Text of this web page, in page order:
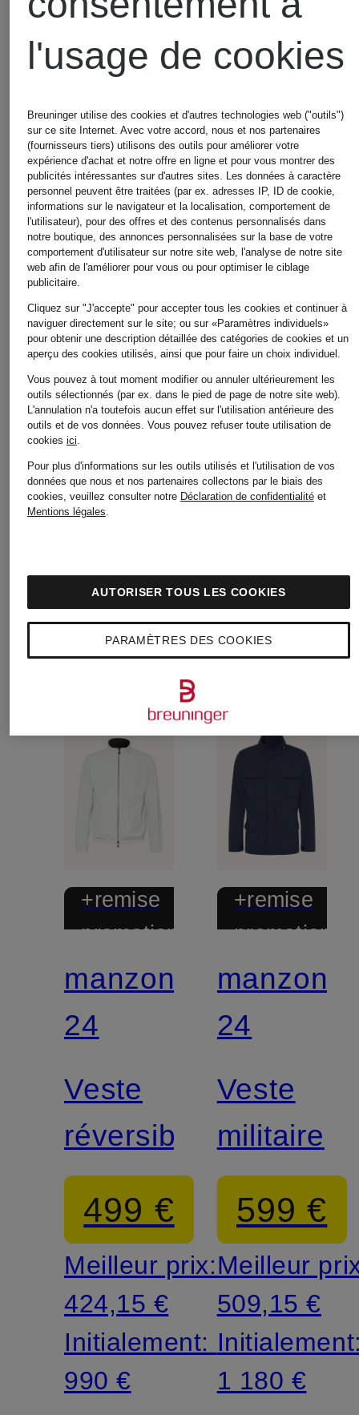
promotionnelle
manzoni
24
Survêtement
en cuir
699 €
Meilleur prix:
594,15 €
930 €
manzoni
24
en cuir
699 €
Meilleur
594,15 €
1 240 €
+remise
promotionnelle
manzoni
24
Veste
réversible
499 €
Meilleur prix:
424,15 €
Initialement:
990 €
+remise
manzoni
24
Veste
militaire
599 €
Meilleur
509,15 €
1 180 €
l'usage de cookies
Breuninger utilise des cookies et d'autres technologies web ("outils")
sur ce site Internet. Avec votre accord, nous et nos partenaires
(fournisseurs tiers) utilisons des outils pour améliorer votre
expérience d'achat et notre offre en ligne et pour vous montrer des
publicités intéressantes sur d'autres sites. Les données à caractère
personnel peuvent être traitées (par ex. adresses IP, ID de cookie,
informations sur le navigateur et la localisation, comportement de
l'utilisateur), pour des offres et des contenus personnalisés dans
notre boutique, des annonces personnalisées sur la base de votre
comportement d'utilisateur sur notre site web, l'analyse de notre site
web afin de l'améliorer pour vous ou pour optimiser le ciblage
publicitaire.
Cliquez sur "J'accepte" pour accepter tous les cookies et continuer à
naviguer directement sur le site; ou sur «Paramètres individuels»
pour obtenir une description détaillée des catégories de cookies et un
aperçu des cookies utilisés, ainsi que pour faire un choix individuel.
Vous pouvez à tout moment modifier ou annuler ultérieurement les
outils sélectionnés (par ex. dans le pied de page de notre site web).
L'annulation n'a toutefois aucun effet sur l'utilisation antérieure des
outils et de vos données. Vous pouvez refuser toute utilisation de
cookies ici.
Pour plus d'informations sur les outils utilisés et l'utilisation de vos
données que nous et nos partenaires collectons par le biais des
cookies, veuillez consulter notre Déclaration de confidentialitéet
Mentions légales.
PARAMÈTRES DES COOKIES
AUTORISER TOUS LES COOKIES